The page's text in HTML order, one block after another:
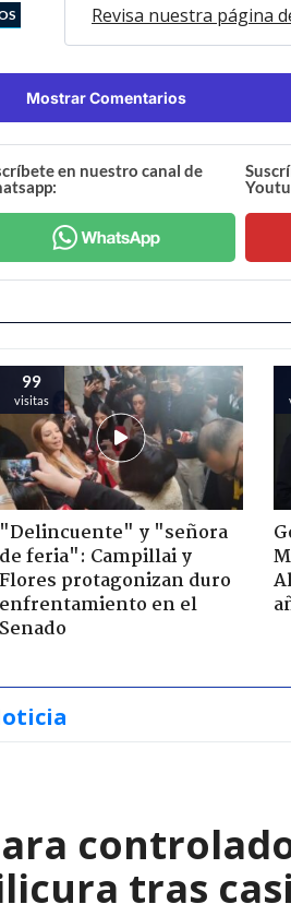
Revisa nuestra página
Mostrar Comentarios
en nuestro canal de
99
visitas
"Delincuente" y "señora
de feria": Campillai y
Flores protagonizan duro
enfrentamiento en el
Senado
tras